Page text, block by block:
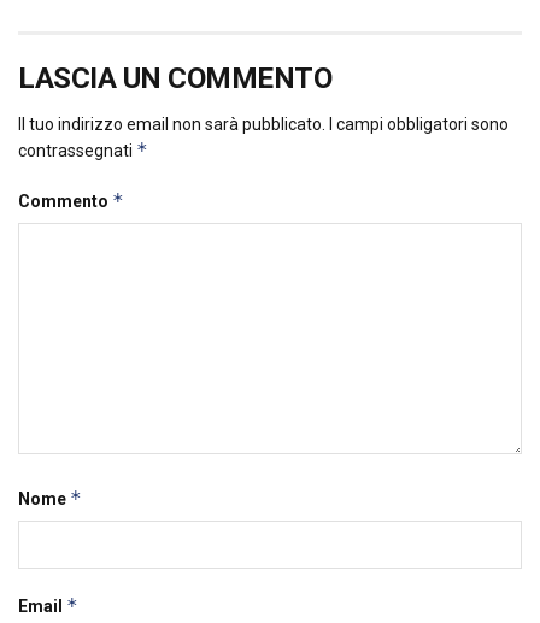
LASCIA UN COMMENTO
Il tuo indirizzo email non sarà pubblicato. I campi obbligatori sono
contrassegnati *
Commento *
Nome *
Email *